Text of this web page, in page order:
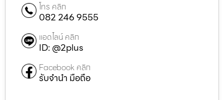
โทร คลิก
082 246 9555
แอดไลน์ คลิก
ID: @2plus
Facebook คลิก
รับจำนำ มือถือ